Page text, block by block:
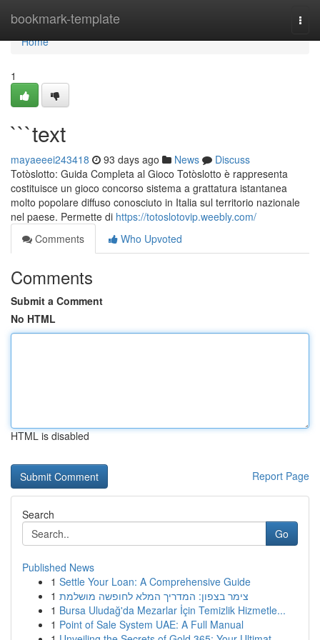
bookmark-template
Home
Home
1
```text
mayaeeei243418 93 days ago News
Discuss
Totòslotto: Guida Completa al Gioco Totòslotto è rappresenta
costituisce un gioco concorso sistema a grattatura istantanea
molto popolare diffuso conosciuto in Italia sul territorio nazionale
nel paese. Permette di https://totoslotovip.weebly.com/
Comments
Who Upvoted
Comments
Submit a Comment
No HTML
HTML is disabled
Report Page
Search
Go
Published News
1 Settle Your Loan: A Comprehensive Guide
1 צימר בצפון: המדריך המלא לחופשה מושלמת
1 Bursa Uludağ'da Mezarlar İçin Temizlik Hizmetle...
1 Point of Sale System UAE: A Full Manual